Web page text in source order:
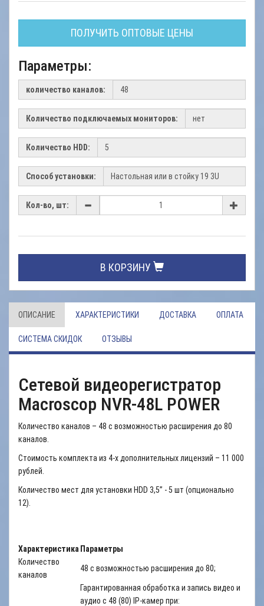
ПОЛУЧИТЬ ОПТОВЫЕ ЦЕНЫ
Параметры:
количество каналов:
Количество подключаемых мониторов:
Количество HDD:
Способ установки:
Кол-во, шт:
В КОРЗИНУ
ОПИСАНИЕ ХАРАКТЕРИСТИКИ ДОСТАВКА ОПЛАТА
СИСТЕМА СКИДОК ОТЗЫВЫ
Сетевой видеорегистратор
Macroscop NVR-48L POWER
Количество каналов – 48 с возможностью расширения до 80
каналов.
Стоимость комплекта из 4-х дополнительных лицензий – 11 000
рублей.
Количество мест для установки HDD 3,5” - 5 шт (опционально
12).
Характеристика Параметры
Количество
каналов
48 с возможностью расширения до 80;
Гарантированная обработка и запись видео и
аудио с 48 (80) IP-камер при: